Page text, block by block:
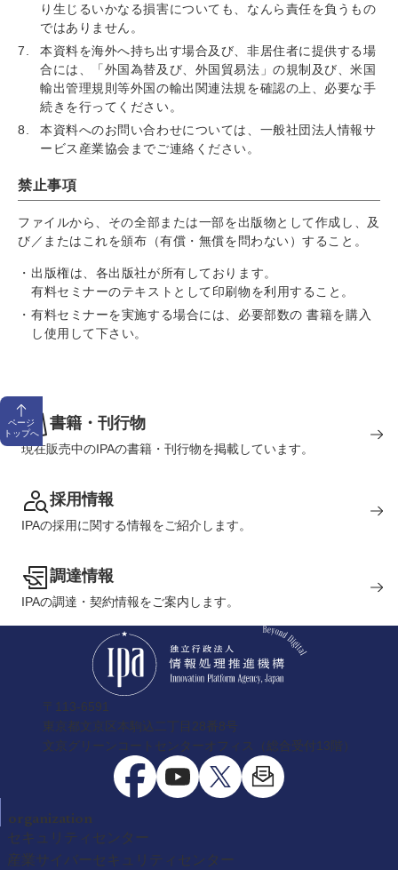
り生じるいかなる損害についても、なんら責任を負うもの
ではありません。
本資料を海外へ持ち出す場合及び、非居住者に提供する場
合には、「外国為替及び、外国貿易法」の規制及び、米国
輸出管理規則等外国の輸出関連法規を確認の上、必要な手
続きを行ってください。
本資料へのお問い合わせについては、一般社団法人情報サ
ービス産業協会までご連絡ください。
禁止事項
ファイルから、その全部または一部を出版物として作成し、及
び／またはこれを頒布（有償・無償を問わない）すること。
出版権は、各出版社が所有しております。
有料セミナーのテキストとして印刷物を利用すること。
有料セミナーを実施する場合には、必要部数の 書籍を購入
し使用して下さい。
ページ
トップへ
書籍・刊行物
現在販売中のIPAの書籍・刊行物を掲載しています。
採用情報
IPAの採用に関する情報をご紹介します。
調達情報
IPAの調達・契約情報をご案内します。
〒113-6591
東京都文京区本駒込二丁目28番8号
文京グリーンコートセンターオフィス（総合受付13階）
organization
セキュリティセンター
産業サイバーセキュリティセンター